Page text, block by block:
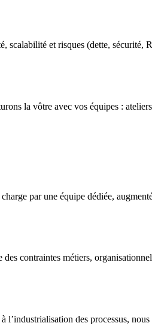
et risques (dette, sécurité,
la vôtre avec vos équipes :
par une équipe dédiée,
contraintes métiers,
des processus,